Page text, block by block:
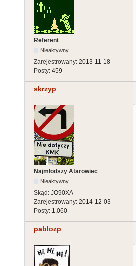
Referent
Nieaktywny
Zarejestrowany: 2013-11-18
Posty: 459
skrzyp
Najmłodszy Atarowiec
Nieaktywny
Skąd: JO90XA
Zarejestrowany: 2014-12-03
Posty: 1,060
pablozp